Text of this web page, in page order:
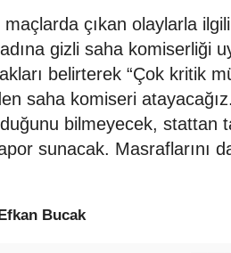
çıkan olaylarla
gizli saha komiserliği
belirterek “Çok kritik
saha komiseri
bilmeyecek, stattan
sunacak. Masraflarını
Bucak